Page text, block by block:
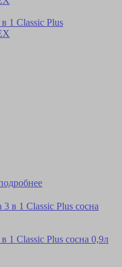
1 Classic Plus
1 Classic Plus сосна 0,9л